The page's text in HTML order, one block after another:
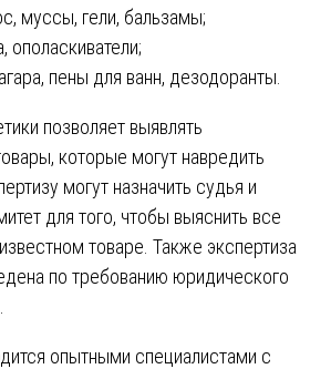
муссы, гели, бальзамы;
ополаскиватели;
пены для ванн, дезодоранты.
позволяет выявлять
которые могут навредить
могут назначить судья и
для того, чтобы выяснить все
товаре. Также экспертиза
по требованию юридического
опытными специалистами с